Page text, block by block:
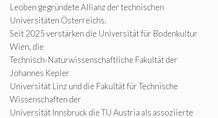
Leoben gegründete Allianz der technischen
Universitäten Österreichs.
Seit 2025 verstärken die Universität für Bodenkultur
Wien, die
Technisch-Naturwissenschaftliche Fakultät der
Johannes Kepler
Universität Linz und die Fakultät für Technische
Wissenschaften der
Universität Innsbruck die TU Austria als assoziierte